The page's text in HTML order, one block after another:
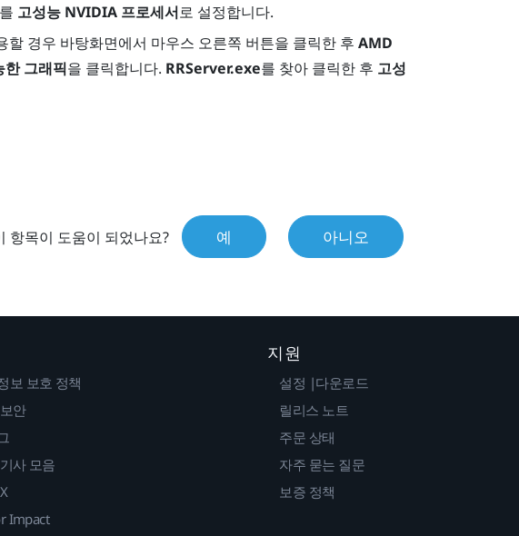
고성능 NVIDIA 프로세서로 설정합니다.
경우 바탕화면에서 마우스 오른쪽 버튼을 클릭한 후 AMD
한 그래픽을 클릭합니다. RRServer.exe를 찾아 클릭한 후 고성
항목이 도움이 되었나요? 예 아니오
보 보호 정책
안
사 모음
Impact
지원
설정 |다운로드
릴리스 노트
주문 상태
자주 묻는 질문
보증 정책